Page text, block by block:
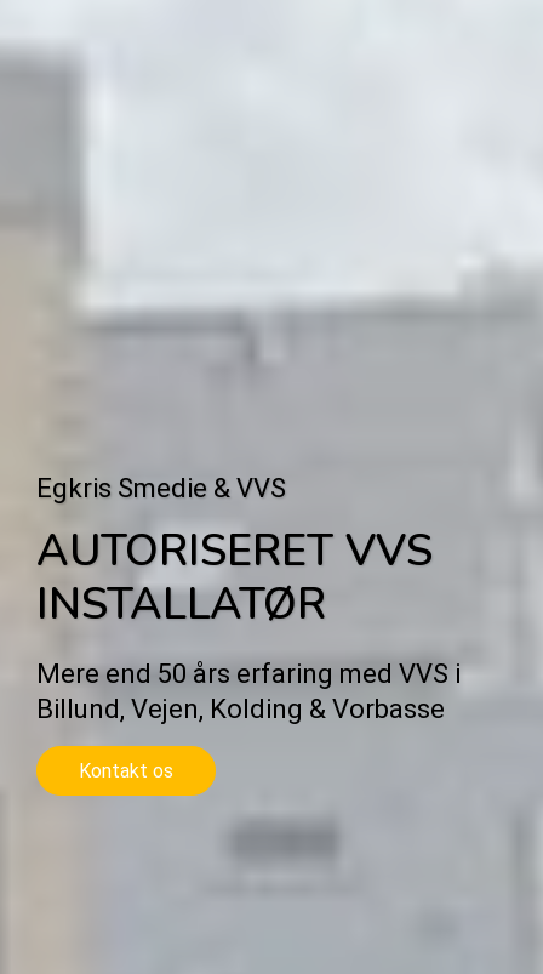
Egkris Smedie & VVS
AUTORISERET VVS
INSTALLATØR
Mere end 50 års erfaring med VVS i
Billund, Vejen, Kolding & Vorbasse
Kontakt os